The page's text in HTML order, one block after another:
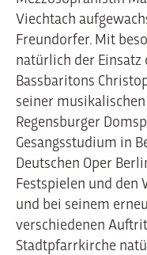
Viechtach
Freundorfer. Mit
natürlich der Einsatz
Bassbaritons
seiner
Regensburger
Gesangsstudium in
Deutschen Oper
Festspielen und
und bei seinem
verschiedenen
Stadtpfarrkirche